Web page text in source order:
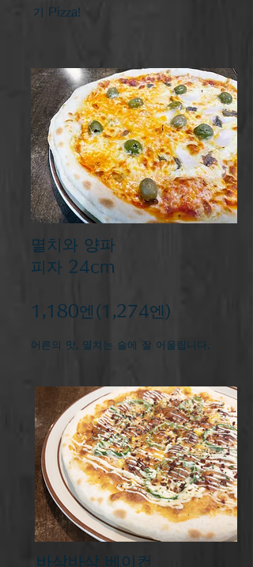
기 Pizza!
멸치와 양파
피자 24cm
​1,180엔(1,274엔)
어른의 맛, 멸치는 술에 잘 어울립니다.
바삭바삭 베이컨